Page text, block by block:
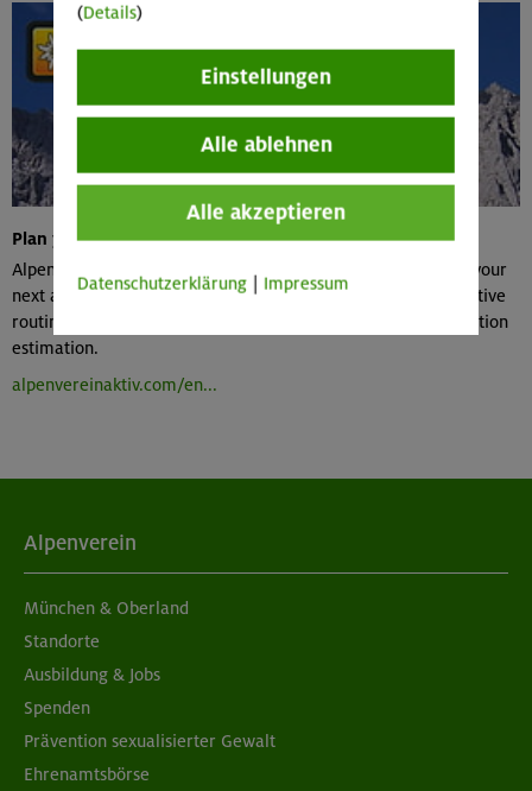
Plan your tours online
Alpenvereinaktiv.com helps you to plan your tours and plan your
next adventure. Create an account an plan your tour with active
routing and automatically generated height profile and duration
estimation.
alpenvereinaktiv.com/en...
Alpenverein
München & Oberland
Standorte
Ausbildung & Jobs
Spenden
Prävention sexualisierter Gewalt
Ehrenamtsbörse
(Details)
Einstellungen
Alle ablehnen
Alle akzeptieren
Datenschutzerklärung Impressum